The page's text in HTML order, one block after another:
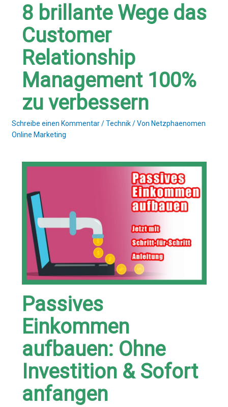
8 brillante Wege das
Customer
Relationship
Management 100%
zu verbessern
Schreibe einen Kommentar /Technik/ Von Netzphaenomen
Online Marketing
Passives
Einkommen
aufbauen: Ohne
Investition & Sofort
anfangen